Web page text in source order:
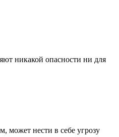
никакой опасности ни для
может нести в себе угрозу